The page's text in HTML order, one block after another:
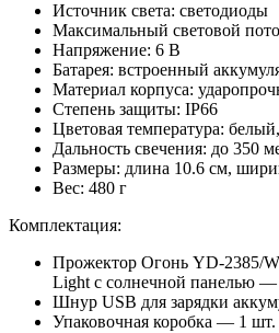
Источник света: светодиоды
Максимальный световой
Напряжение: 6 В
Батарея: встроенный
Материал корпуса:
Степень защиты: IP66
Цветовая температура:
Дальность свечения: до 350
Размеры: длина 10.6 см,
Вес: 480 г
Комплектация:
Прожектор Огонь YD-2385/
Light с солнечной панелью
Шнур USB для зарядки
Упаковочная коробка — 1 шт.